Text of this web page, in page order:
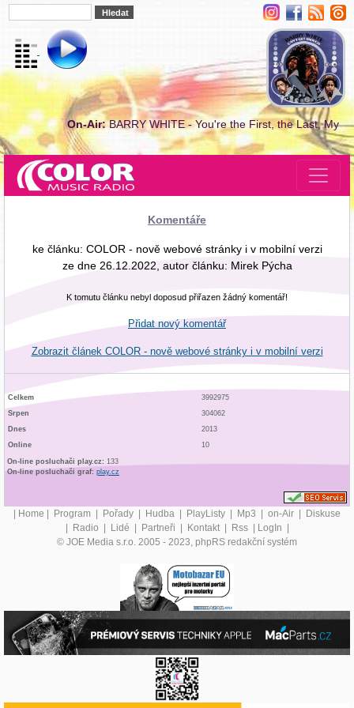
On-Air:BARRY WHITE - You're the First, the Last, My
Komentáře
ke článku: COLOR - nově webové stránky i v mobilní verzi
ze dne 26.12.2022, autor článku: Mirek Pýcha
K tomutu článku nebyl doposud přiřazen žádný komentář!
Přidat nový komentář
Zobrazit článek COLOR - nově webové stránky i v mobilní verzi
Celkem
3992975
Srpen
304062
Dnes
2013
Online
10
On-line posluchači play.cz: 133
On-line posluchači graf: play.cz
| Home | Program | Pořady | Hudba | PlayListy | Mp3 | on-Air | Diskuse
| Radio | Lidé | Partneři | Kontakt | Rss | LogIn |
© JOE Media s.r.o. 2005 - 2023, phpRS redakční systém